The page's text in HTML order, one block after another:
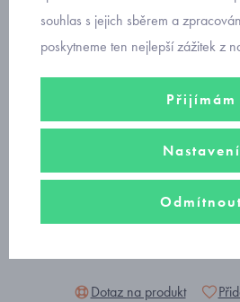
Dotaz na produkt
souhlas s jejich sběrem a
poskytneme ten nejlepší zážitek z
Přijímám
Nastavení